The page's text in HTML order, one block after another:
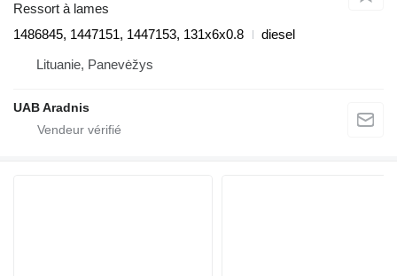
Ressort à lames
1486845, 1447151, 1447153, 131x6x0.8
diesel
Lituanie, Panevėžys
UAB Aradnis